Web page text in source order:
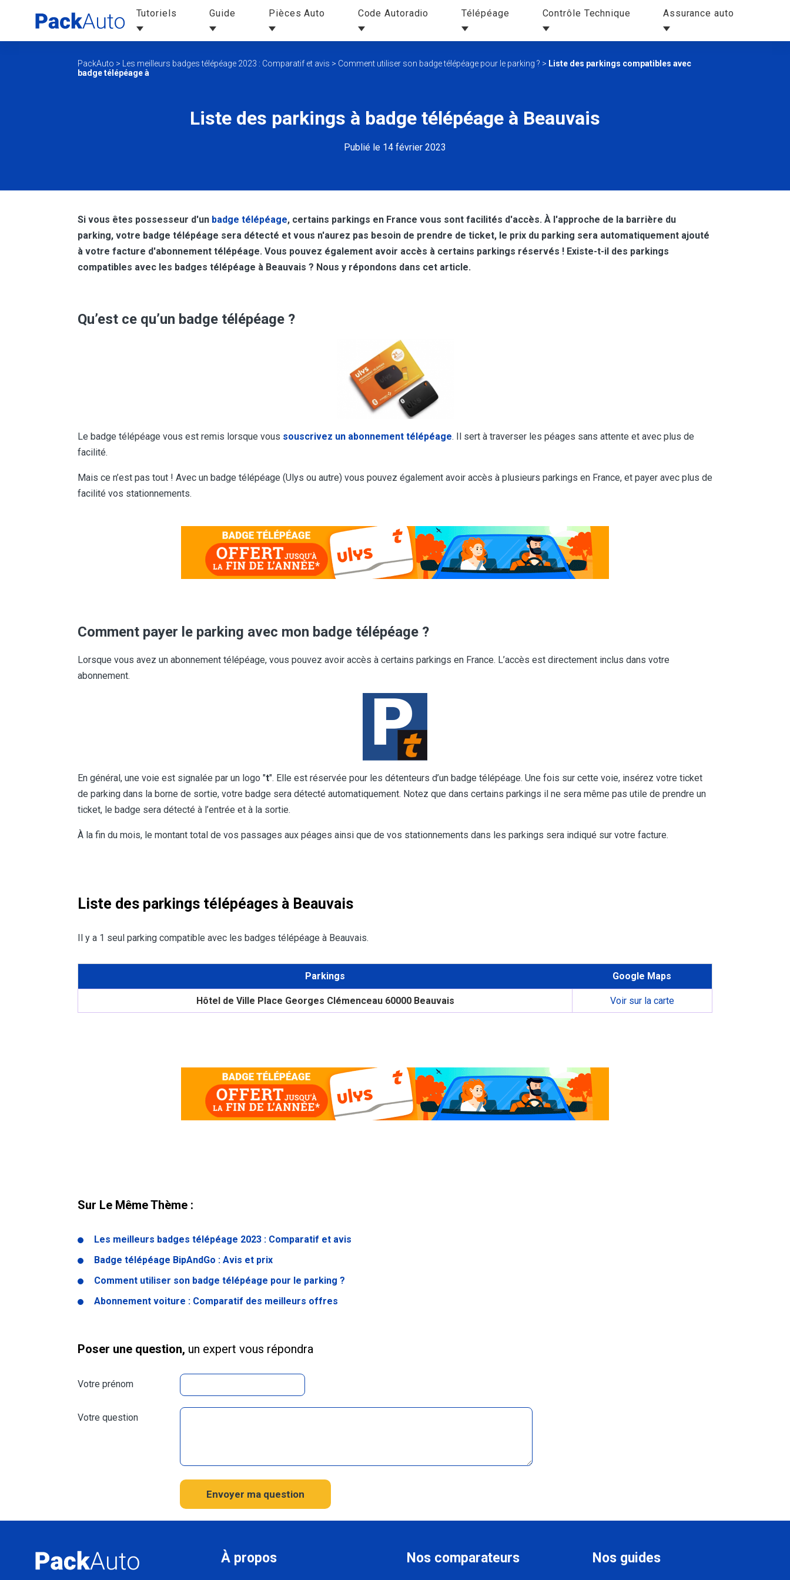
Tutoriels Guide Pièces Auto Code Autoradio Télépéage Contrôle Technique Assurance auto
PackAuto > Les meilleurs badges télépéage 2023 : Comparatif et avis > Comment utiliser son badge télépéage pour le parking ? > Liste des parkings compatibles avec
badge télépéage à
Liste des parkings à badge télépéage à Beauvais
Publié le 14 février 2023
Si vous êtes possesseur d'un badge télépéage, certains parkings en France vous sont facilités d'accès. À l'approche de la barrière du
parking, votre badge télépéage sera détecté et vous n'aurez pas besoin de prendre de ticket, le prix du parking sera automatiquement ajouté
à votre facture d'abonnement télépéage. Vous pouvez également avoir accès à certains parkings réservés ! Existe-t-il des parkings
compatibles avec les badges télépéage à Beauvais ? Nous y répondons dans cet article.
Qu’est ce qu’un badge télépéage ?
Le badge télépéage vous est remis lorsque vous souscrivez un abonnement télépéage. Il sert à traverser les péages sans attente et avec plus de
facilité.
Mais ce n’est pas tout ! Avec un badge télépéage (Ulys ou autre) vous pouvez également avoir accès à plusieurs parkings en France, et payer avec plus de
facilité vos stationnements.
Comment payer le parking avec mon badge télépéage ?
Lorsque vous avez un abonnement télépéage, vous pouvez avoir accès à certains parkings en France. L’accès est directement inclus dans votre
abonnement.
En général, une voie est signalée par un logo "t". Elle est réservée pour les détenteurs d’un badge télépéage. Une fois sur cette voie, insérez votre ticket
de parking dans la borne de sortie, votre badge sera détecté automatiquement. Notez que dans certains parkings il ne sera même pas utile de prendre un
ticket, le badge sera détecté à l’entrée et à la sortie.
À la fin du mois, le montant total de vos passages aux péages ainsi que de vos stationnements dans les parkings sera indiqué sur votre facture.
Liste des parkings télépéages à Beauvais
Il y a 1 seul parking compatible avec les badges télépéage à Beauvais.
Parkings Google Maps
Hôtel de Ville Place Georges Clémenceau 60000 Beauvais Voir sur la carte
Sur Le Même Thème :
Les meilleurs badges télépéage 2023 : Comparatif et avis
Badge télépéage BipAndGo : Avis et prix
Comment utiliser son badge télépéage pour le parking ?
Abonnement voiture : Comparatif des meilleurs offres
Poser une question, un expert vous répondra
Votre prénom
Votre question
Envoyer ma question
À propos Nos comparateurs Nos guides